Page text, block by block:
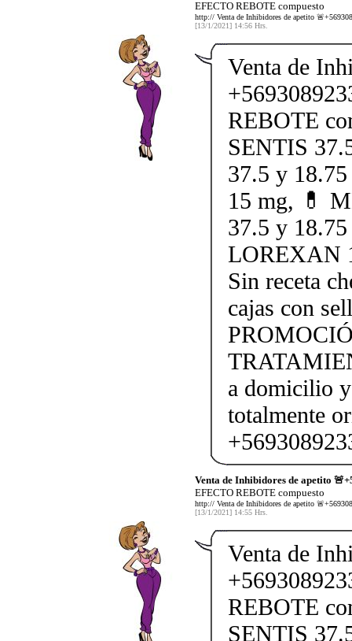
EFECTO REBOTE compuesto
http:// Venta de Inhibidores de apetito
[13/1/2021] 14:56 Hrs.
Venta de
REBOTE
SENTIS
37.5 y
15 mg, 💊
37.5 y
LOREXAN
Sin receta
cajas con
a domicilio
totalmente
Venta de Inhibidores de apetito
EFECTO REBOTE compuesto
http:// Venta de Inhibidores de apetito
[13/1/2021] 14:55 Hrs.
Venta de
REBOTE
SENTIS